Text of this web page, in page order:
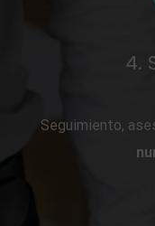
4.
Seguimiento,